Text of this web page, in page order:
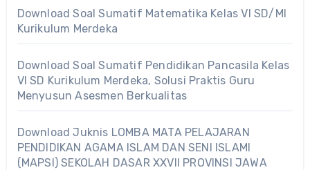
Download Soal Sumatif Matematika Kelas VI SD/MI
Kurikulum Merdeka
Download Soal Sumatif Pendidikan Pancasila Kelas
VI SD Kurikulum Merdeka, Solusi Praktis Guru
Menyusun Asesmen Berkualitas
Download Juknis LOMBA MATA PELAJARAN
PENDIDIKAN AGAMA ISLAM DAN SENI ISLAMI
(MAPSI) SEKOLAH DASAR XXVII PROVINSI JAWA